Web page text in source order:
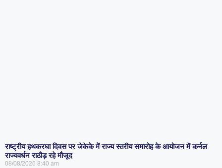
राष्ट्रीय हथकरघा दिवस पर जेकेके में राज्य स्तरीय समारोह के आयोजन में कर्नल
राज्यवर्धन राठौड़ रहे मौजूद
08/08/2026 8:40 am